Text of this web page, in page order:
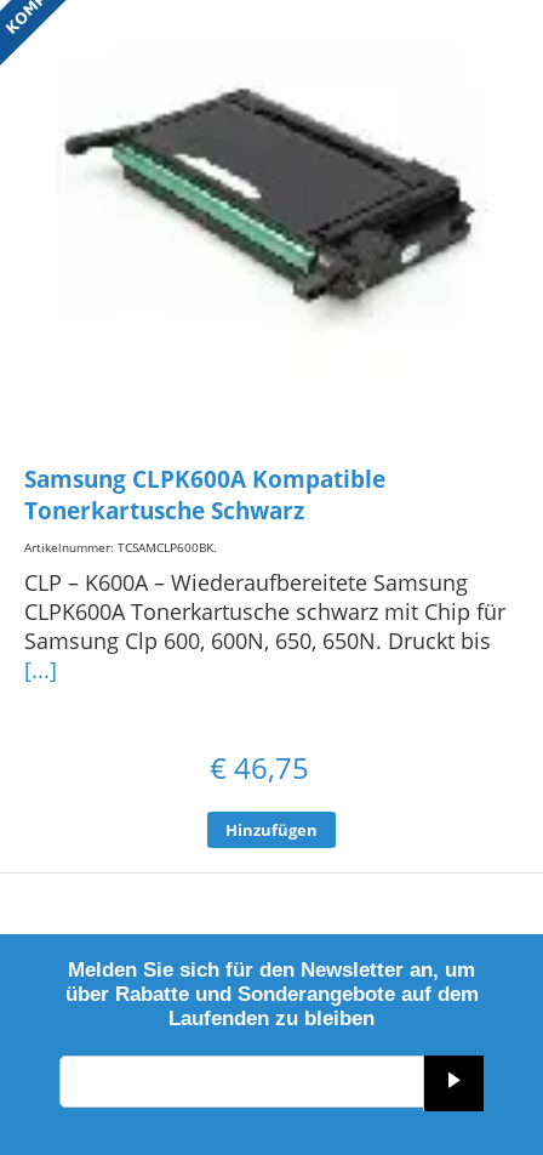
Samsung CLPK600A Kompatible
Tonerkartusche Schwarz
Artikelnummer: TCSAMCLP600BK.
CLP – K600A – Wiederaufbereitete Samsung
CLPK600A Tonerkartusche schwarz mit Chip für
Samsung Clp 600, 600N, 650, 650N. Druckt bis
[...]
€46,75
Hinzufügen
Melden Sie sich für den Newsletter an, um
über Rabatte und Sonderangebote auf dem
Laufenden zu bleiben